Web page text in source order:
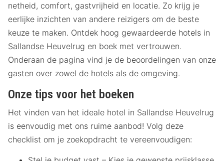
netheid, comfort, gastvrijheid en locatie. Zo krijg je
eerlijke inzichten van andere reizigers om de beste
keuze te maken. Ontdek hoog gewaardeerde hotels in
Sallandse Heuvelrug en boek met vertrouwen.
Onderaan de pagina vind je de beoordelingen van onze
gasten over zowel de hotels als de omgeving.
Onze tips voor het boeken
Het vinden van het ideale hotel in Sallandse Heuvelrug
is eenvoudig met ons ruime aanbod! Volg deze
checklist om je zoekopdracht te vereenvoudigen: